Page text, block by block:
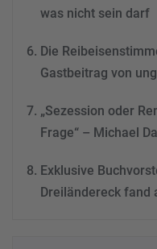
was nicht sein darf
Die
Gastbeitrag von
„Sezession oder
Frage“ – Michael
Exklusive
Dreiländereck fand